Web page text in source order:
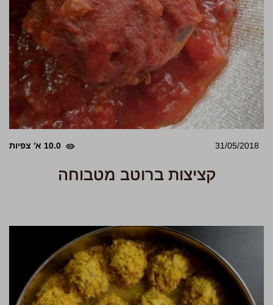
31/05/2018 10.0 א' צפיות
קציצות ברוטב מטבוחה